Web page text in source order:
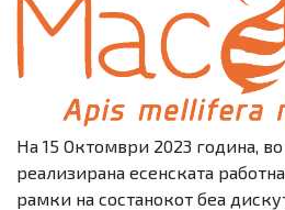
На 15 Октомври 2023 година,
реализирана есенската
рамки на состанокот беа